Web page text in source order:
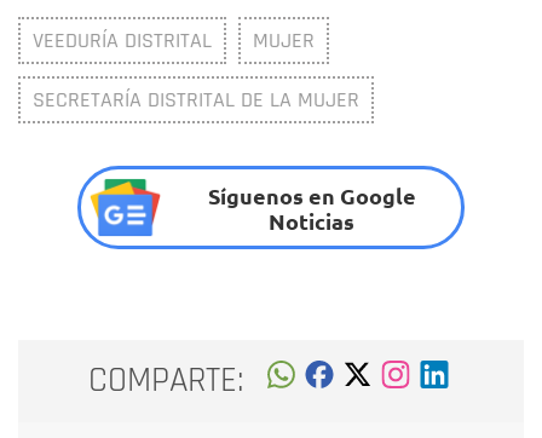
VEEDURÍA DISTRITAL MUJER
SECRETARÍA DISTRITAL DE LA MUJER
Síguenos en Google
Noticias
COMPARTE: